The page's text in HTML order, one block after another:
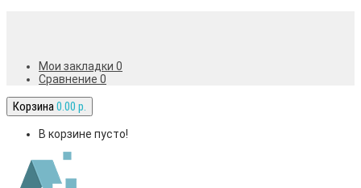
Мои закладки 0
Сравнение 0
Корзина0.00 р.
В корзине пусто!